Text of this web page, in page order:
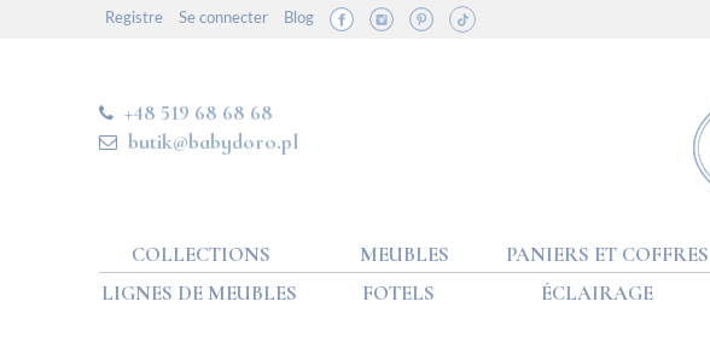
Registre Se connecter Blog
+48 519 68 68 68
butik@babydoro.pl
COLLECTIONS MEUBLES PANIERS ET COFFRES
LIGNES DE MEUBLES
FOTELS ÉCLAIRAGE